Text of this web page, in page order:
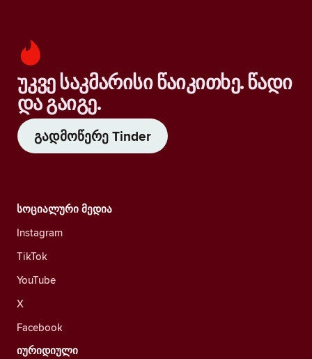
უკვე საკმარისი წაიკითხე. წადი
და გაიგე.
გადმოწერე Tinder
სოციალური მედია
Instagram
TikTok
YouTube
X
Facebook
იურიდიული